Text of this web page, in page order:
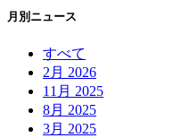
月別ニュース
すべて
2月 2026
11月 2025
8月 2025
3月 2025